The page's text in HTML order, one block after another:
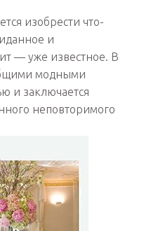
изобрести что-
и
— уже известное. В
модными
и заключается
неповторимого